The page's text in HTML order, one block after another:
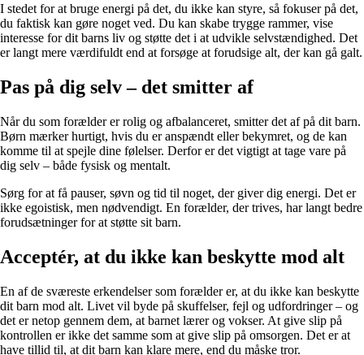
I stedet for at bruge energi på det, du ikke kan styre, så fokuser på det,
du faktisk kan gøre noget ved. Du kan skabe trygge rammer, vise
interesse for dit barns liv og støtte det i at udvikle selvstændighed. Det
er langt mere værdifuldt end at forsøge at forudsige alt, der kan gå galt.
Pas på dig selv – det smitter af
Når du som forælder er rolig og afbalanceret, smitter det af på dit barn.
Børn mærker hurtigt, hvis du er anspændt eller bekymret, og de kan
komme til at spejle dine følelser. Derfor er det vigtigt at tage vare på
dig selv – både fysisk og mentalt.
Sørg for at få pauser, søvn og tid til noget, der giver dig energi. Det er
ikke egoistisk, men nødvendigt. En forælder, der trives, har langt bedre
forudsætninger for at støtte sit barn.
Acceptér, at du ikke kan beskytte mod alt
En af de sværeste erkendelser som forælder er, at du ikke kan beskytte
dit barn mod alt. Livet vil byde på skuffelser, fejl og udfordringer – og
det er netop gennem dem, at barnet lærer og vokser. At give slip på
kontrollen er ikke det samme som at give slip på omsorgen. Det er at
have tillid til, at dit barn kan klare mere, end du måske tror.